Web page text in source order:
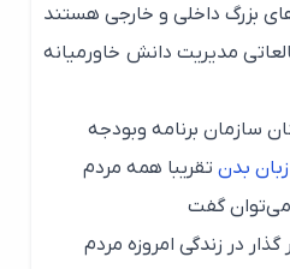
داخلی و خارجی هستند
مدیریت دانش خاورمیانه
برنامه وبودجه
بدن تقریبا همه مردم
گفت
در زندگی امروزه مردم